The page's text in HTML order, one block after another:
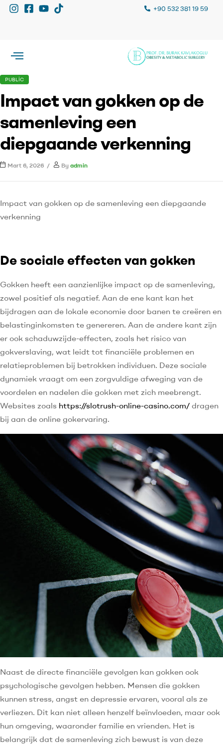
+90 532 381 19 59
PUBLIC
Impact van gokken op de
samenleving een
diepgaande verkenning
Mart 6, 2026 By admin
Impact van gokken op de samenleving een diepgaande
verkenning
De sociale effecten van gokken
Gokken heeft een aanzienlijke impact op de samenleving,
zowel positief als negatief. Aan de ene kant kan het
bijdragen aan de lokale economie door banen te creëren en
belastinginkomsten te genereren. Aan de andere kant zijn
er ook schaduwzijde-effecten, zoals het risico van
gokverslaving, wat leidt tot financiële problemen en
relatieproblemen bij betrokken individuen. Deze sociale
dynamiek vraagt om een zorgvuldige afweging van de
voordelen en nadelen die gokken met zich meebrengt.
Websites zoals https://slotrush-online-casino.com/ dragen
bij aan de online gokervaring.
Naast de directe financiële gevolgen kan gokken ook
psychologische gevolgen hebben. Mensen die gokken
kunnen stress, angst en depressie ervaren, vooral als ze
verliezen. Dit kan niet alleen henzelf beïnvloeden, maar ook
hun omgeving, waaronder familie en vrienden. Het is
belangrijk dat de samenleving zich bewust is van deze